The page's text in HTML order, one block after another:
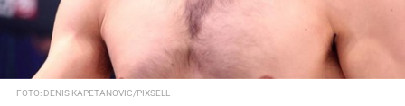
FOTO: DENIS KAPETANOVIC/PIXSELL